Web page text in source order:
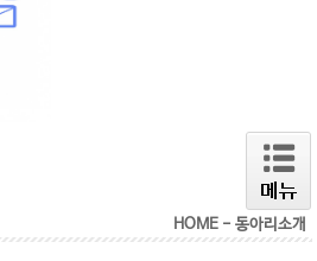
HOME - 동아리소개